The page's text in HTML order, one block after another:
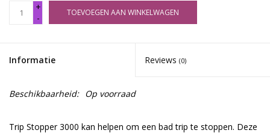
+
-
TOEVOEGEN AAN WINKELWAGEN
Informatie Reviews (0)
Beschikbaarheid: Op voorraad
Trip Stopper 3000 kan helpen om een bad trip te stoppen. Deze